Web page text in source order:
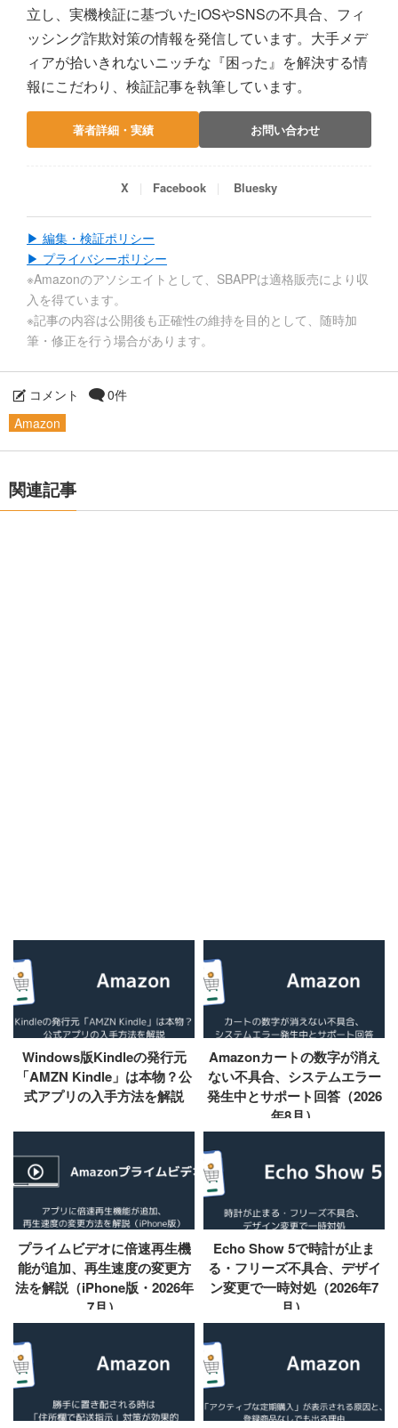
立し、実機検証に基づいたiOSやSNSの不具合、フィ
ッシング詐欺対策の情報を発信しています。大手メデ
ィアが拾いきれないニッチな『困った』を解決する情
報にこだわり、検証記事を執筆しています。
著者詳細・実績 お問い合わせ
X Facebook Bluesky
▶ 編集・検証ポリシー
▶ プライバシーポリシー
※Amazonのアソシエイトとして、SBAPPは適格販売により収
入を得ています。
※記事の内容は公開後も正確性の維持を目的として、随時加
筆・修正を行う場合があります。
コメント
0件
Amazon
関連記事
Windows版Kindleの発行元
「AMZN Kindle」は本物？公
式アプリの入手方法を解説
Amazonカートの数字が消え
ない不具合、システムエラー
発生中とサポート回答（2026
年8月）
プライムビデオに倍速再生機
能が追加、再生速度の変更方
法を解説（iPhone版・2026年
7月）
Echo Show 5で時計が止ま
る・フリーズ不具合、デザイ
ン変更で一時対処（2026年7
月）